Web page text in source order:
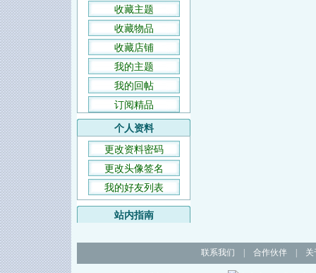
收藏主题
收藏物品
收藏店铺
我的主题
我的回帖
订阅精品
个人资料
更改资料密码
更改头像签名
我的好友列表
站内指南
联系我们 合作伙伴 关